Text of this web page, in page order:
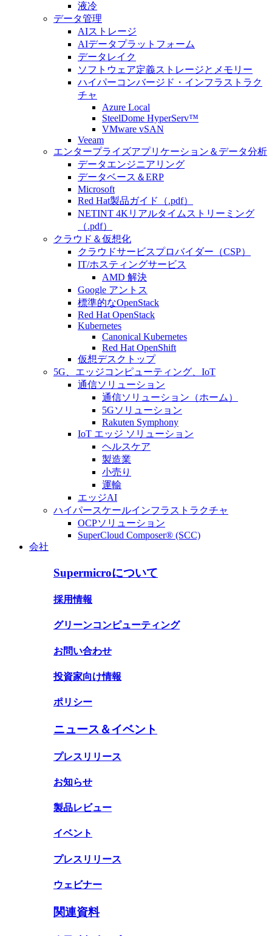
液冷
データ管理
AIストレージ
AIデータプラットフォーム
データレイク
ソフトウェア定義ストレージとメモリー
ハイパーコンバージド・インフラストラク
チャ
Azure Local
SteelDome HyperServ™
VMware vSAN
Veeam
エンタープライズアプリケーション＆データ分析
データエンジニアリング
データベース＆ERP
Microsoft
Red Hat製品ガイド（.pdf）
NETINT 4Kリアルタイムストリーミング
（.pdf）
クラウド＆仮想化
クラウドサービスプロバイダー（CSP）
IT/ホスティングサービス
AMD 解決
Google アントス
標準的なOpenStack
Red Hat OpenStack
Kubernetes
Canonical Kubernetes
Red Hat OpenShift
仮想デスクトップ
5G、エッジコンピューティング、IoT
通信ソリューション
通信ソリューション（ホーム）
5Gソリューション
Rakuten Symphony
IoT エッジ ソリューション
ヘルスケア
製造業
小売り
運輸
エッジAI
ハイパースケールインフラストラクチャ
OCPソリューション
SuperCloud Composer® (SCC)
会社
Supermicroについて
採用情報
グリーンコンピューティング
お問い合わせ
投資家向け情報
ポリシー
ニュース＆イベント
プレスリリース
お知らせ
製品レビュー
イベント
プレスリリース
ウェビナー
関連資料